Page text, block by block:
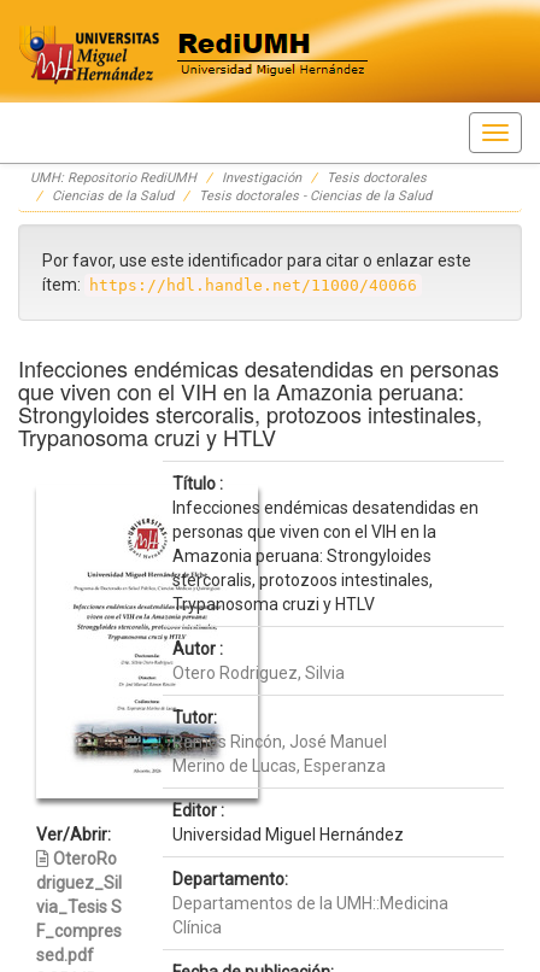
Skip
navigation
UMH: Repositorio RediUMH Investigación
Tesis doctorales
Ciencias de la Salud
Tesis doctorales - Ciencias de la Salud
Por favor, use este identificador para citar o enlazar este
ítem:
https://hdl.handle.net/11000/40066
Infecciones endémicas desatendidas en personas
que viven con el VIH en la Amazonia peruana:
Strongyloides stercoralis, protozoos intestinales,
Trypanosoma cruzi y HTLV
Ver/Abrir:
OteroRo
driguez_Sil
via_Tesis S
F_compres
sed.pdf
Título :
Infecciones endémicas desatendidas en
personas que viven con el VIH en la
Amazonia peruana: Strongyloides
stercoralis, protozoos intestinales,
Trypanosoma cruzi y HTLV
Autor :
Otero Rodriguez, Silvia
Tutor:
Ramos Rincón, José Manuel
Merino de Lucas, Esperanza
Editor :
Universidad Miguel Hernández
Departamento:
Departamentos de la UMH::Medicina
Clínica